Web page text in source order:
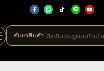
ค้นหาสินค้า มือจับประตูแบบก้านโ